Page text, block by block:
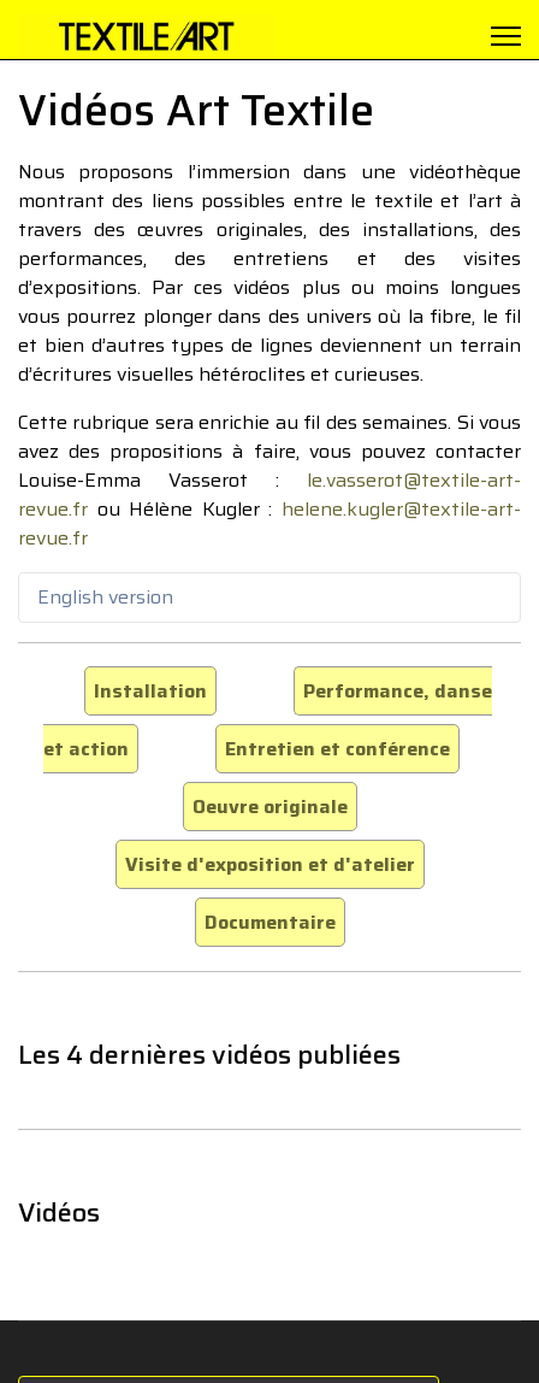
Vidéos Art Textile
Nous proposons l’immersion dans une vidéothèque
montrant des liens possibles entre le textile et l’art à
travers des œuvres originales, des installations, des
performances, des entretiens et des visites
d’expositions. Par ces vidéos plus ou moins longues
vous pourrez plonger dans des univers où la fibre, le fil
et bien d’autres types de lignes deviennent un terrain
d’écritures visuelles hétéroclites et curieuses.
Cette rubrique sera enrichie au fil des semaines. Si vous
avez des propositions à faire, vous pouvez contacter
Louise-Emma Vasserot : le.vasserot@textile-art-
revue.fr ou Hélène Kugler : helene.kugler@textile-art-
revue.fr
English version
Installation
Performance, danse
et action
Entretien et conférence
Oeuvre originale
Visite d'exposition et d'atelier
Documentaire
Les 4 dernières vidéos publiées
Vidéos